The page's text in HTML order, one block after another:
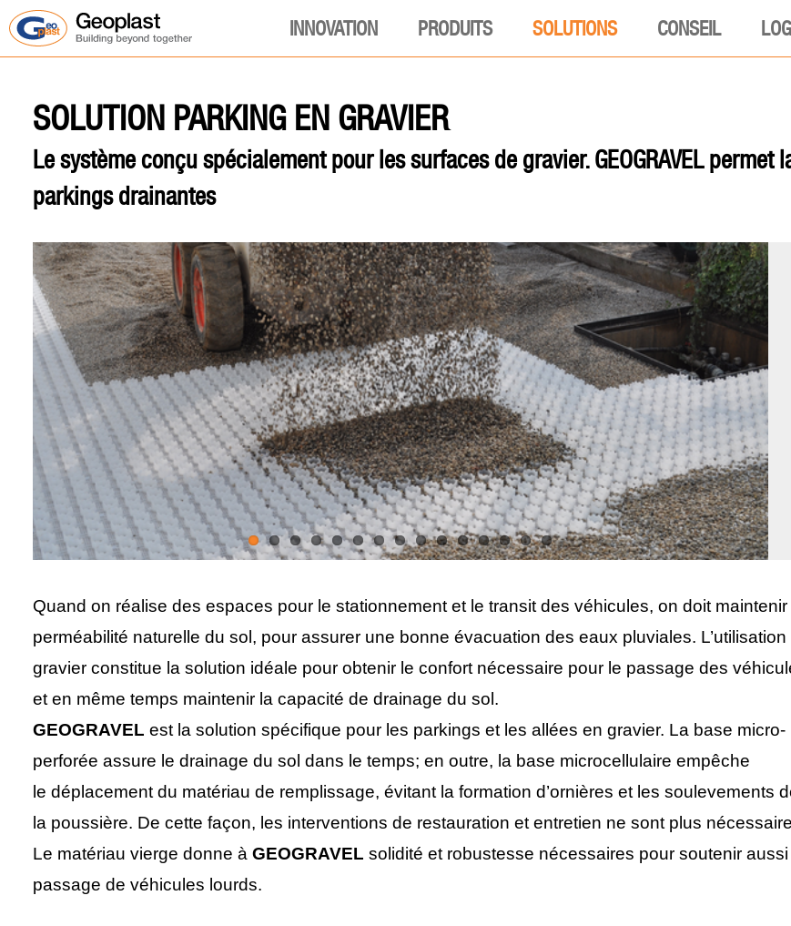
INNOVATION PRODUITS SOLUTIONS CONSEIL
SOLUTION PARKING EN GRAVIER
Le système conçu spécialement pour les surfaces de gravier. GEOGRAVEL
parkings drainantes
Quand on réalise des espaces pour le stationnement et le transit des véhicules, on doit maintenir
perméabilité naturelle du sol, pour assurer une bonne évacuation des eaux pluviales. L’utilisation
gravier constitue la solution idéale pour obtenir le confort nécessaire pour le passage des
et en même temps maintenir la capacité de drainage du sol.
GEOGRAVEL est la solution spécifique pour les parkings et les allées en gravier. La base micro-
perforée assure le drainage du sol dans le temps; en outre, la base microcellulaire empêche
le déplacement du matériau de remplissage, évitant la formation d’ornières et les soulevements
la poussière. De cette façon, les interventions de restauration et entretien ne sont plus
Le matériau vierge donne à GEOGRAVEL solidité et robustesse nécessaires pour soutenir aussi
passage de véhicules lourds.